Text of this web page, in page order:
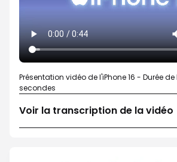
Présentation vidéo de l'iPhone 16 - Durée
secondes
Voir la transcription de la vidéo